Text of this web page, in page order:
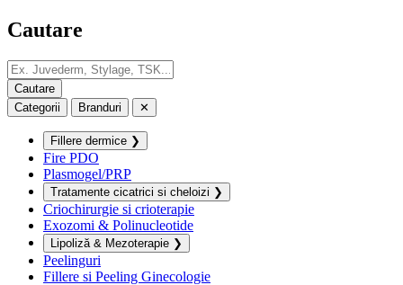
Cautare
Categorii Branduri ✕
Fillere dermice ❯
Fire PDO
Plasmogel/PRP
Tratamente cicatrici si cheloizi ❯
Criochirurgie si crioterapie
Exozomi & Polinucleotide
Lipoliză & Mezoterapie ❯
Peelinguri
Fillere si Peeling Ginecologie